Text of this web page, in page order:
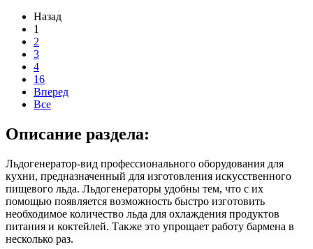
Назад
1
2
3
4
16
Вперед
Все
Описание раздела:
Льдогенератор-вид профессионального оборудования для
кухни, предназначенный для изготовления искусственного
пищевого льда. Льдогенераторы удобны тем, что с их
помощью появляется возможность быстро изготовить
необходимое количество льда для охлаждения продуктов
питания и коктейлей. Также это упрощает работу бармена в
несколько раз.